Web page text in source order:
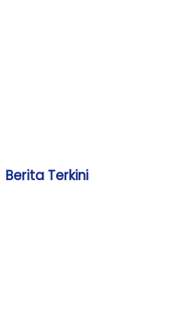
Berita Terkini